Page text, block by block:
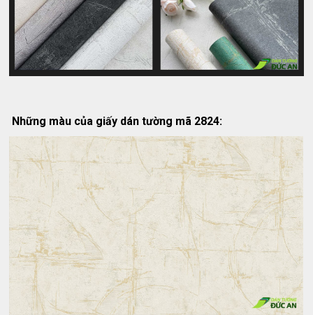
Những màu của giấy dán tường mã 2824: